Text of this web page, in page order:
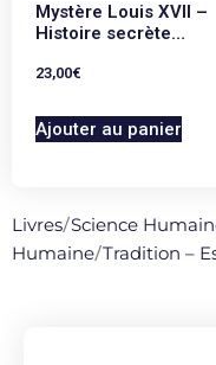
Mystère Louis XVII –
Histoire secrète…
23,00€
Ajouter au panier
Livres/Science
Humaine/Tradition –